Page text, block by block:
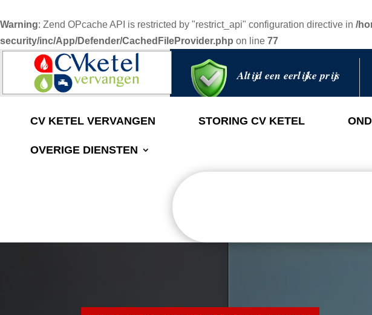
Warning: Zend OPcache API is restricted by "restrict_api" configuration directive in /
security/inc/App/Defender/CachedFileProvider.php on line 77
Altijd een eerlijke prijs
CV KETEL VERVANGEN STORING CV KETEL
OVERIGE DIENSTEN